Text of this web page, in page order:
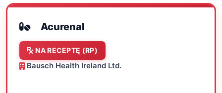
Acurenal
NA RECEPTĘ (RP)
Bausch Health Ireland Ltd.